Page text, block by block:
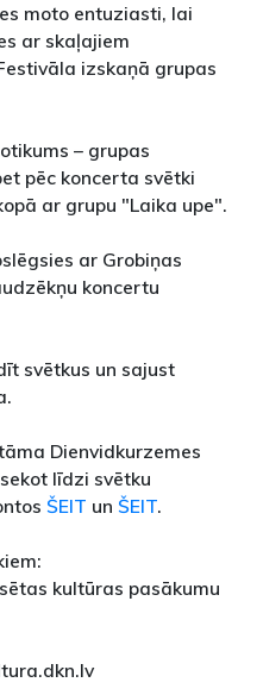
moto entuziasti, lai
ar skaļajiem
izskaņā grupas
– grupas
pēc koncerta svētki
ar grupu "Laika upe".
ar Grobiņas
koncertu
svētkus un sajust
Dienvidkurzemes
līdzi svētku
ŠEIT un ŠEIT.
kultūras pasākumu